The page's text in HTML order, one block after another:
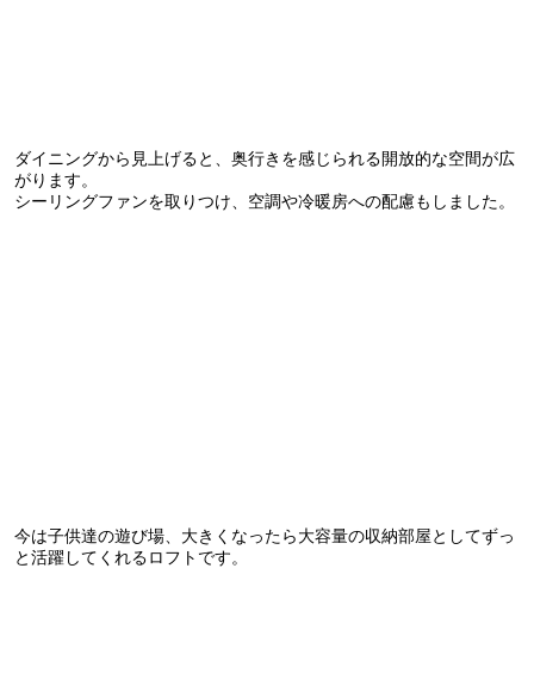
ダイニングから見上げると、奥行きを感じられる開放的な空間が広
がります。
シーリングファンを取りつけ、空調や冷暖房への配慮もしました。
今は子供達の遊び場、大きくなったら大容量の収納部屋としてずっ
と活躍してくれるロフトです。